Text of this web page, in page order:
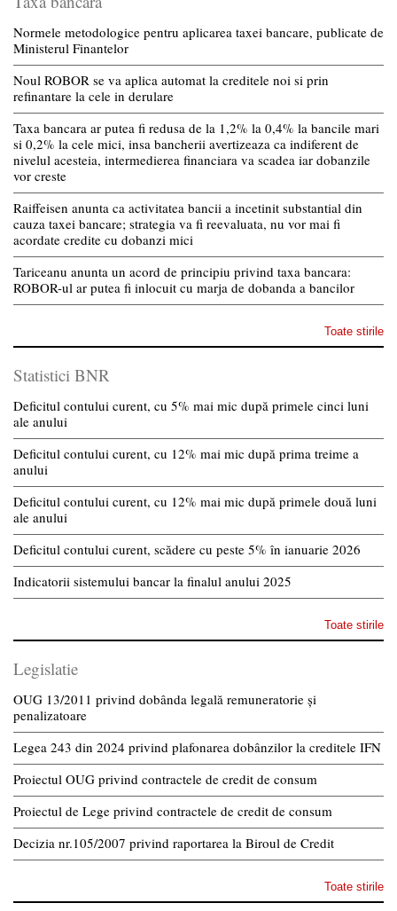
Normele metodologice pentru aplicarea taxei bancare, publicate de
Ministerul Finantelor
Noul ROBOR se va aplica automat la creditele noi si prin
refinantare la cele in derulare
Taxa bancara ar putea fi redusa de la 1,2% la 0,4% la bancile mari
si 0,2% la cele mici, insa bancherii avertizeaza ca indiferent de
nivelul acesteia, intermedierea financiara va scadea iar dobanzile
vor creste
Raiffeisen anunta ca activitatea bancii a incetinit substantial din
cauza taxei bancare; strategia va fi reevaluata, nu vor mai fi
acordate credite cu dobanzi mici
Tariceanu anunta un acord de principiu privind taxa bancara:
ROBOR-ul ar putea fi inlocuit cu marja de dobanda a bancilor
Toate stirile
Statistici BNR
Deficitul contului curent, cu 5% mai mic după primele cinci luni
ale anului
Deficitul contului curent, cu 12% mai mic după prima treime a
anului
Deficitul contului curent, cu 12% mai mic după primele două luni
ale anului
Deficitul contului curent, scădere cu peste 5% în ianuarie 2026
Indicatorii sistemului bancar la finalul anului 2025
Toate stirile
Legislatie
OUG 13/2011 privind dobânda legală remuneratorie și
penalizatoare
Legea 243 din 2024 privind plafonarea dobânzilor la creditele IFN
Proiectul OUG privind contractele de credit de consum
Proiectul de Lege privind contractele de credit de consum
Decizia nr.105/2007 privind raportarea la Biroul de Credit
Toate stirile